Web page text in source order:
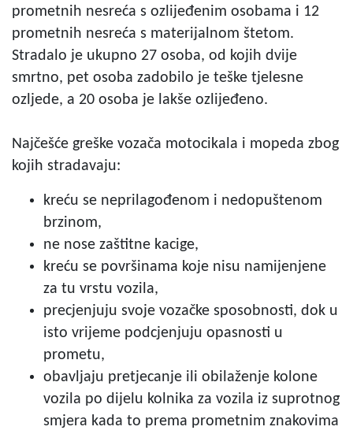
prometnih nesreća s ozlijeđenim osobama i 12
prometnih nesreća s materijalnom štetom.
Stradalo je ukupno 27 osoba, od kojih dvije
smrtno, pet osoba zadobilo je teške tjelesne
ozljede, a 20 osoba je lakše ozlijeđeno.
Najčešće greške vozača motocikala i mopeda zbog
kojih stradavaju:
kreću se neprilagođenom i nedopuštenom
brzinom,
ne nose zaštitne kacige,
kreću se površinama koje nisu namijenjene
za tu vrstu vozila,
precjenjuju svoje vozačke sposobnosti, dok u
isto vrijeme podcjenjuju opasnosti u
prometu,
obavljaju pretjecanje ili obilaženje kolone
vozila po dijelu kolnika za vozila iz suprotnog
smjera kada to prema prometnim znakovima